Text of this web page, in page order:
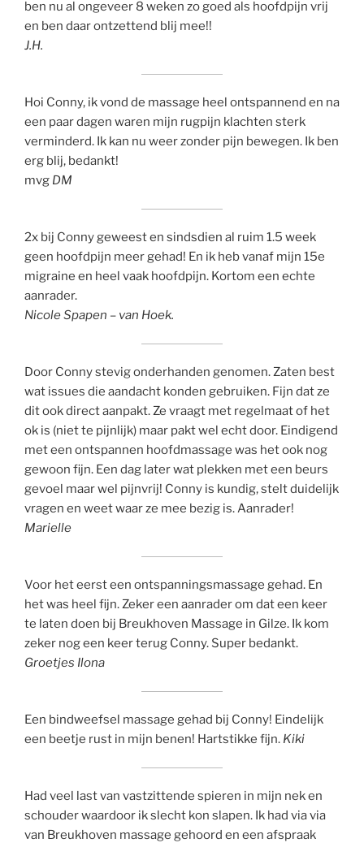
ben nu al ongeveer 8 weken zo goed als hoofdpijn vrij
en ben daar ontzettend blij mee!!
J.H.
Hoi Conny, ik vond de massage heel ontspannend en na
een paar dagen waren mijn rugpijn klachten sterk
verminderd. Ik kan nu weer zonder pijn bewegen. Ik ben
erg blij, bedankt!
mvg DM
2x bij Conny geweest en sindsdien al ruim 1.5 week
geen hoofdpijn meer gehad! En ik heb vanaf mijn 15e
migraine en heel vaak hoofdpijn. Kortom een echte
aanrader.
Nicole Spapen – van Hoek.
Door Conny stevig onderhanden genomen. Zaten best
wat issues die aandacht konden gebruiken. Fijn dat ze
dit ook direct aanpakt. Ze vraagt met regelmaat of het
ok is (niet te pijnlijk) maar pakt wel echt door. Eindigend
met een ontspannen hoofdmassage was het ook nog
gewoon fijn. Een dag later wat plekken met een beurs
gevoel maar wel pijnvrij! Conny is kundig, stelt duidelijk
vragen en weet waar ze mee bezig is. Aanrader!
Marielle
Voor het eerst een ontspanningsmassage gehad. En
het was heel fijn. Zeker een aanrader om dat een keer
te laten doen bij Breukhoven Massage in Gilze. Ik kom
zeker nog een keer terug Conny. Super bedankt.
Groetjes Ilona
Een bindweefsel massage gehad bij Conny! Eindelijk
een beetje rust in mijn benen! Hartstikke fijn. Kiki
Had veel last van vastzittende spieren in mijn nek en
schouder waardoor ik slecht kon slapen. Ik had via via
van Breukhoven massage gehoord en een afspraak